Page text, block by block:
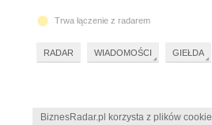
BiznesRadar.pl korzysta z plików
Trwa łączenie z radarem
RADAR WIADOMOŚCI GIEŁDA